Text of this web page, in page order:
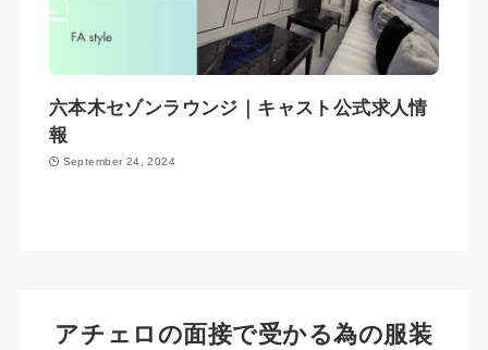
六本木セゾンラウンジ｜キャスト公式求人情
報
September 24, 2024
アチェロの面接で受かる為の服装